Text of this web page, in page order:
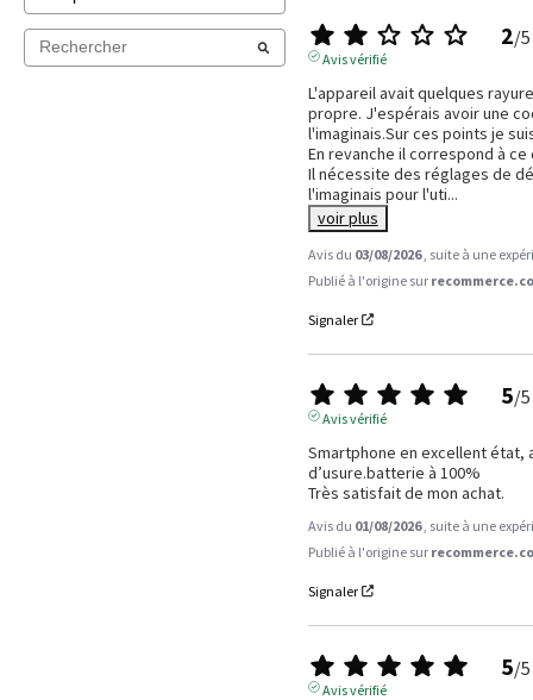
2/5
Avis vérifié
L'appareil avait quelques
propre. J'espérais avoir une
l'imaginais.Sur ces points je
En revanche il correspond à ce
Il nécessite des réglages de
l'imaginais pour l'uti...
voir plus
Avis du 03/08/2026 , suite à une
Publié à l'origine sur
Signaler
5/5
Avis vérifié
Smartphone en excellent état,
d’usure.batterie à 100%
Très satisfait de mon achat.
Avis du 01/08/2026 , suite à une
Publié à l'origine sur
Signaler
5/5
Avis vérifié